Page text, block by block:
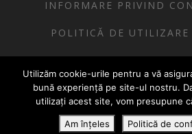
INFORMARE PRIVIND
POLITICĂ DE UTILIZARE
COPYRIGHT FEPER
Română English
Utilizăm cookie-urile pentru a vă
bună experiență pe site-ul nostru.
utilizați acest site, vom presupune
Am înțeles Politică de